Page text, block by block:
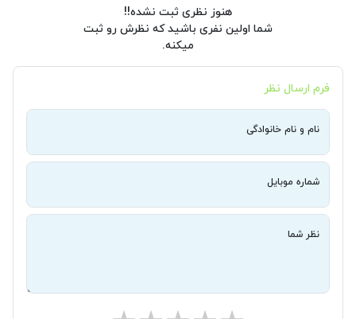
هنوز نظری ثبت نشده!!
شما اولین نفری باشید که نظرش رو ثبت
میکنه.
فرم ارسال نظر
نام و نام خانوادگی
شماره موبایل
نظر شما